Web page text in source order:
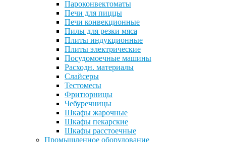
Пароконвектоматы
Печи для пиццы
Печи конвекционные
Пилы для резки мяса
Плиты индукционные
Плиты электрические
Посудомоечные машины
Расходн. материалы
Слайсеры
Тестомесы
Фритюрницы
Чебуречницы
Шкафы жарочные
Шкафы пекарские
Шкафы расстоечные
Промышленное оборудование